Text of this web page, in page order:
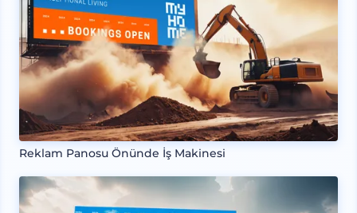
Reklam Panosu Önünde İş Makinesi